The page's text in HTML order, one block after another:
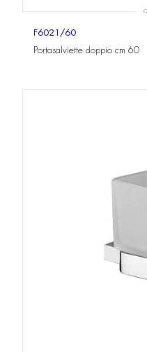
F6021/60
Portasalviette doppio cm 60